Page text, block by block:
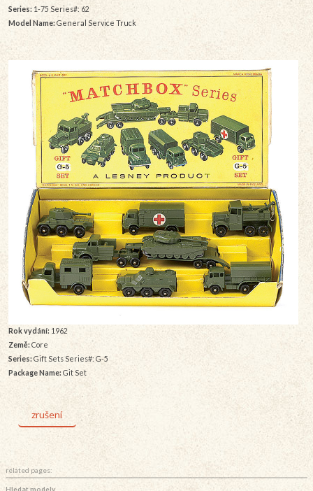
Series: 1-75 Series#: 62
Model Name: General Service Truck
Rok vydání: 1962
Země: Core
Series: Gift Sets Series#: G-5
Package Name:Git Set
zrušení
related pages:
Hledat modely